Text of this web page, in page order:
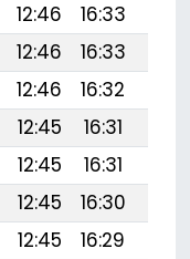
12:46 16:33
12:46 16:33
12:46 16:32
12:45 16:31
12:45 16:31
12:45 16:30
12:45 16:29